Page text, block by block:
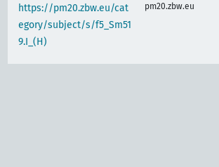
https://pm20.zbw.eu/cat
egory/subject/s/f5_Sm51
9.I_(H)
pm20.zbw.eu